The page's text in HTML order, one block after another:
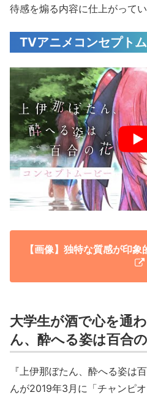
待感を煽る内容に仕上がってい
TVアニメコンセプト
【画像】独特な質感が印
大学生が酒で心を通
ん、酔へる姿は百合の
『上伊那ぼたん、酔へる姿は
んが2019年3月に「チャンピ